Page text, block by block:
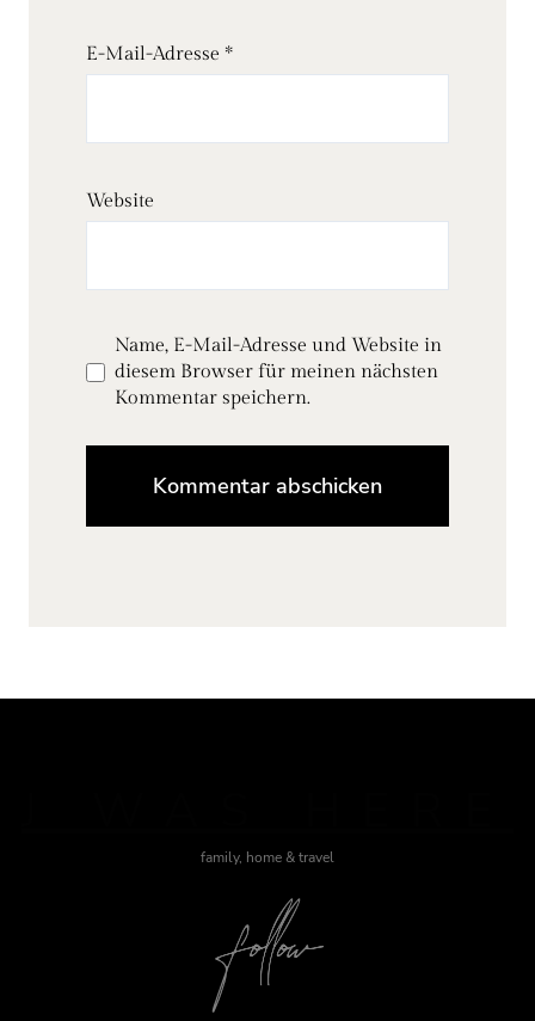
E-Mail-Adresse *
Website
Name, E-Mail-Adresse und Website in
diesem Browser für meinen nächsten
Kommentar speichern.
family, home & travel